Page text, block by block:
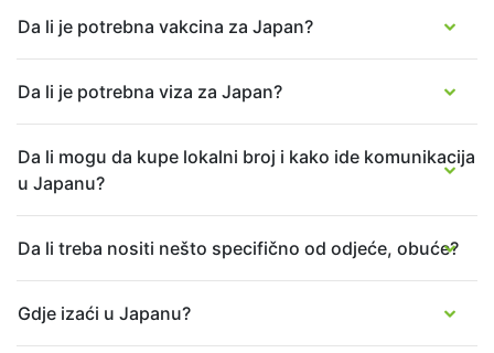
Da li je potrebna vakcina za Japan?
Da li je potrebna viza za Japan?
Da li mogu da kupe lokalni broj i kako ide komunikacija
u Japanu?
Da li treba nositi nešto specifično od odjeće, obuće?
Gdje izaći u Japanu?